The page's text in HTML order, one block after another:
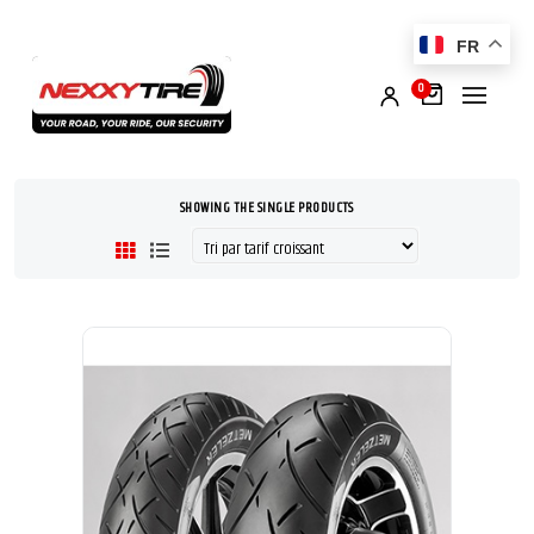
0
SHOWING THE SINGLE PRODUCTS
FR